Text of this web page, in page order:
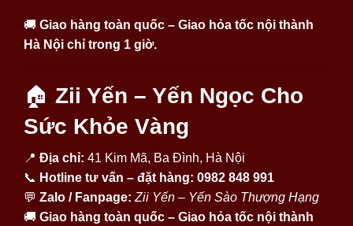
🚚 Giao hàng toàn quốc – Giao hỏa tốc nội thành
Hà Nội chỉ trong 1 giờ.
🏠 Zii Yến – Yến Ngọc Cho
Sức Khỏe Vàng
📍 Địa chỉ: 41 Kim Mã, Ba Đình, Hà Nội
📞 Hotline tư vấn – đặt hàng: 0982 848 991
💬 Zalo / Fanpage: Zii Yến – Yến Sào Thượng Hạng
🚚 Giao hàng toàn quốc – Giao hỏa tốc nội thành